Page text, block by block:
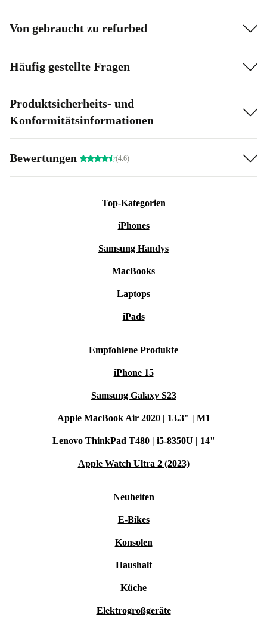
Von gebraucht zu refurbed
Häufig gestellte Fragen
Produktsicherheits- und
Konformitätsinformationen
Bewertungen (4.6)
Top-Kategorien
iPhones
Samsung Handys
MacBooks
Laptops
iPads
Empfohlene Produkte
iPhone 15
Samsung Galaxy S23
Apple MacBook Air 2020 | 13.3" | M1
Lenovo ThinkPad T480 | i5-8350U | 14"
Apple Watch Ultra 2 (2023)
Neuheiten
E-Bikes
Konsolen
Haushalt
Küche
Elektrogroßgeräte